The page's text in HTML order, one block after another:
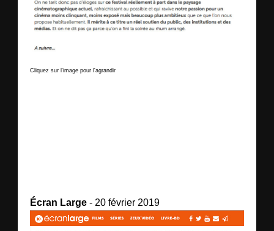
Cliquez sur l'image pour l'agrandir
Écran Large - 20 février 2019